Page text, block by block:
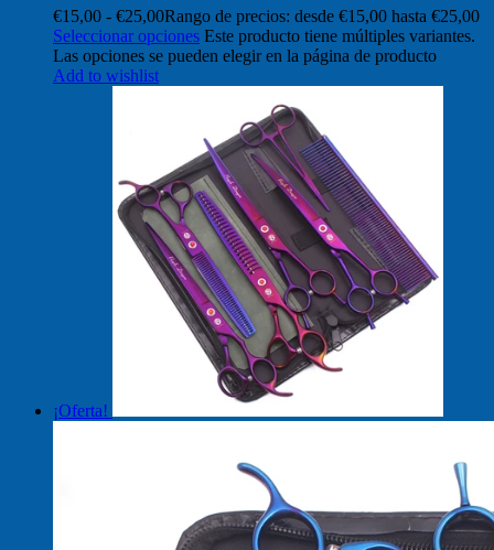
€15,00 - €25,00Rango de precios: desde €15,00 hasta €25,00
Seleccionar opciones Este producto tiene múltiples variantes.
Las opciones se pueden elegir en la página de producto
Add to wishlist
¡Oferta!